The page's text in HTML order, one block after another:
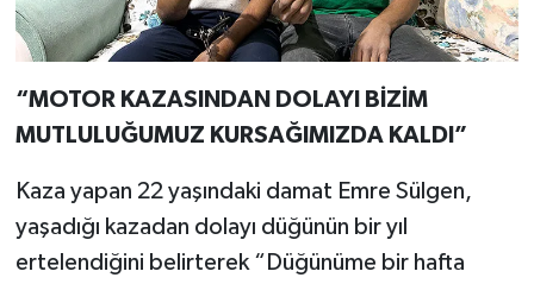
“MOTOR KAZASINDAN DOLAYI BİZİM
MUTLULUĞUMUZ KURSAĞIMIZDA KALDI”
Kaza yapan 22 yaşındaki damat Emre Sülgen,
yaşadığı kazadan dolayı düğünün bir yıl
ertelendiğini belirterek “Düğünüme bir hafta